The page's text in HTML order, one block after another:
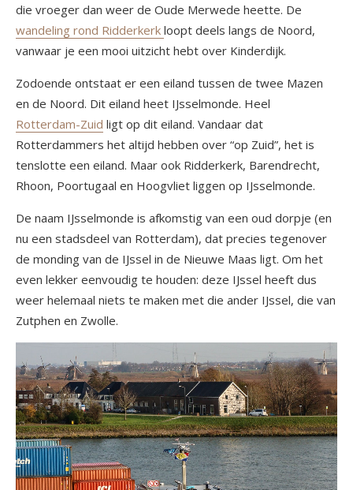
die vroeger dan weer de Oude Merwede heette. De
wandeling rond Ridderkerk loopt deels langs de Noord,
vanwaar je een mooi uitzicht hebt over Kinderdijk.
Zodoende ontstaat er een eiland tussen de twee Mazen
en de Noord. Dit eiland heet IJsselmonde. Heel
Rotterdam-Zuid ligt op dit eiland. Vandaar dat
Rotterdammers het altijd hebben over “op Zuid”, het is
tenslotte een eiland. Maar ook Ridderkerk, Barendrecht,
Rhoon, Poortugaal en Hoogvliet liggen op IJsselmonde.
De naam IJsselmonde is afkomstig van een oud dorpje (en
nu een stadsdeel van Rotterdam), dat precies tegenover
de monding van de IJssel in de Nieuwe Maas ligt. Om het
even lekker eenvoudig te houden: deze IJssel heeft dus
weer helemaal niets te maken met die ander IJssel, die van
Zutphen en Zwolle.